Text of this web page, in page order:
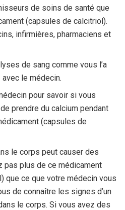
de soins de santé que
(capsules de calcitriol).
infirmières, pharmaciens et
de sang comme vous l’a
le médecin.
pour savoir si vous
prendre du calcium pendant
(capsules de
le corps peut causer des
pas plus de ce médicament
que ce que votre médecin vous
de connaître les signes d’un
le corps. Si vous avez des